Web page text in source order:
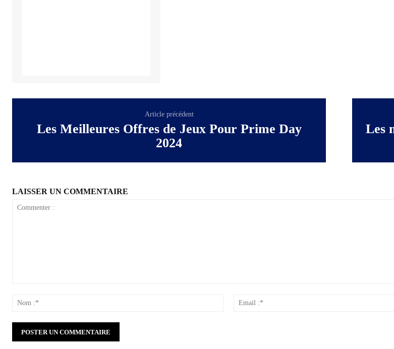
Article précédent
Les Meilleures Offres de Jeux Pour Prime Day
2024
Les
LAISSER UN COMMENTAIRE